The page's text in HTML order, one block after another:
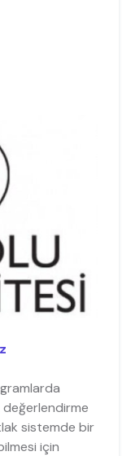
değerlendirme
sistemde bir
için